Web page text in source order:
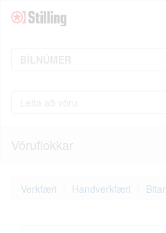
Vöruflokkar
Verkfæri Handverkfæri Bitar